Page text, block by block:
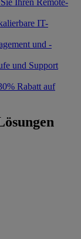
Ihren Remote-
IT-
und -
und Support
Rabatt auf